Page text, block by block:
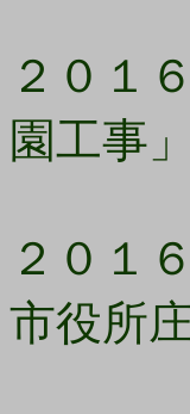
２０１
園工事
２０１
市役所